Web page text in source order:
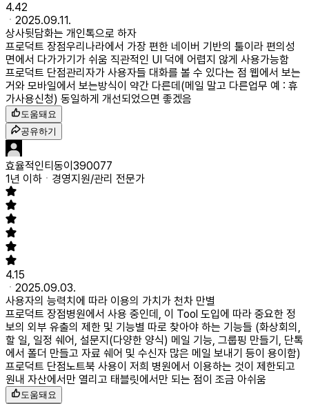
4.42
2025.09.11.
상사뒷담화는 개인톡으로 하자
프로덕트 장점우리나라에서 가장 편한 네이버 기반의 툴이라 편의성
면에서 다가가기가 쉬움 직관적인 UI 덕에 어렵지 않게 사용가능함
프로덕트 단점관리자가 사용자들 대화를 볼 수 있다는 점 웹에서 보는
거와 모바일에서 보는방식이 약간 다른데(메일 말고 다른업무 예 : 휴
가사용신청) 동일하게 개선되었으면 좋겠음
도움돼요
공유하기
효율적인티동이390077
1년 이하
경영지원/관리 전문가
4.15
2025.09.03.
사용자의 능력치에 따라 이용의 가치가 천차 만별
프로덕트 장점병원에서 사용 중인데, 이 Tool 도입에 따라 중요한 정
보의 외부 유출의 제한 및 기능별 따로 찾아야 하는 기능들 (화상회의,
할 일, 일정 쉐어, 설문지(다양한 양식) 메일 기능, 그룹핑 만들기, 단톡
에서 폴더 만들고 자료 쉐어 및 수신자 많은 메일 보내기 등이 용이함)
프로덕트 단점노트북 사용이 저희 병원에서 이용하는 것이 제한되고
원내 자산에서만 열리고 태블릿에서만 되는 점이 조금 아쉬움
도움돼요